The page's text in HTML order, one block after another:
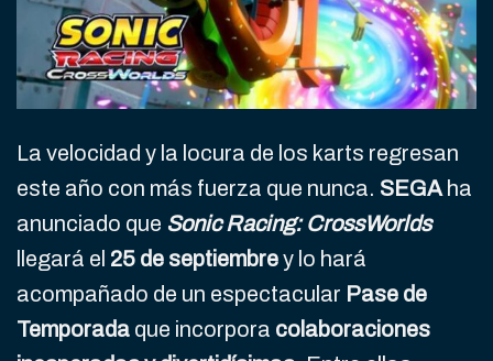
La velocidad y la locura de los karts regresan
este año con más fuerza que nunca. SEGA ha
anunciado que Sonic Racing: CrossWorlds
llegará el 25 de septiembrey lo hará
acompañado de un espectacular Pase de
Temporada que incorpora colaboraciones